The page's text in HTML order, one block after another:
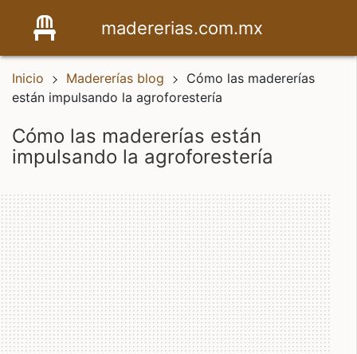
madererias.com.mx
Inicio Madererías blog
Cómo las madererías
están impulsando la agroforestería
cómo las madererías están
impulsando la agroforestería